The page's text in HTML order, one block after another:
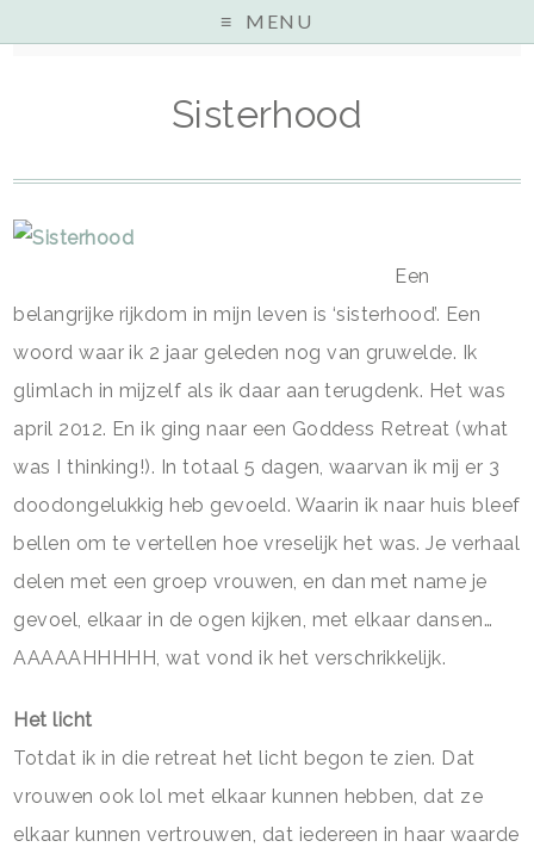
MENU
Sisterhood
Een
belangrijke rijkdom in mijn leven is ‘sisterhood’. Een
woord waar ik 2 jaar geleden nog van gruwelde. Ik
glimlach in mijzelf als ik daar aan terugdenk. Het was
april 2012. En ik ging naar een Goddess Retreat (what
was I thinking!). In totaal 5 dagen, waarvan ik mij er 3
doodongelukkig heb gevoeld. Waarin ik naar huis bleef
bellen om te vertellen hoe vreselijk het was. Je verhaal
delen met een groep vrouwen, en dan met name je
gevoel, elkaar in de ogen kijken, met elkaar dansen…
AAAAAHHHHH, wat vond ik het verschrikkelijk.
Het licht
Totdat ik in die retreat het licht begon te zien. Dat
vrouwen ook lol met elkaar kunnen hebben, dat ze
elkaar kunnen vertrouwen, dat iedereen in haar waarde